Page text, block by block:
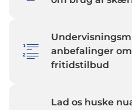
anbefalinger
fritidstilbud
Lad os huske